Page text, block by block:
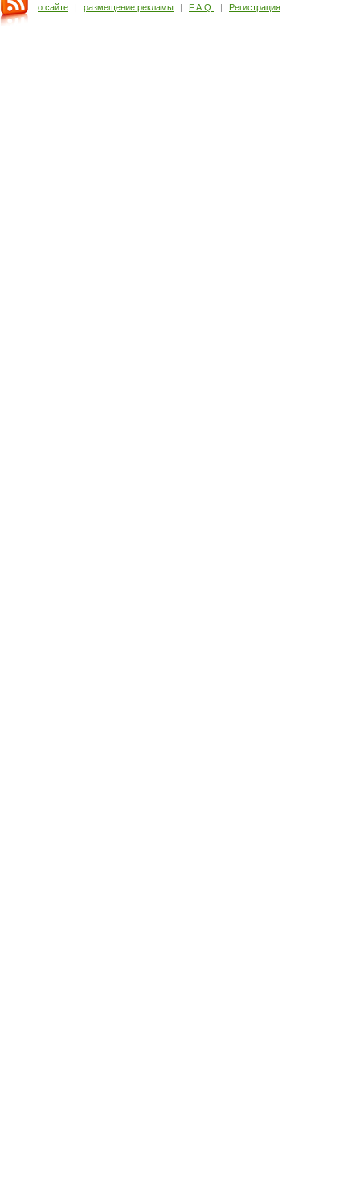
о сайте | размещение рекламы | F.A.Q. | Регистрация